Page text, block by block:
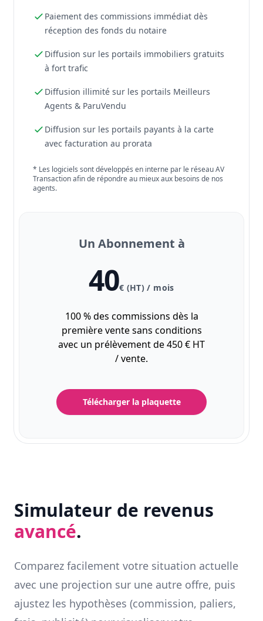
Paiement des commissions immédiat dès
réception des fonds du notaire
Diffusion sur les portails immobiliers gratuits
à fort trafic
Diffusion illimité sur les portails Meilleurs
Agents & ParuVendu
Diffusion sur les portails payants à la carte
avec facturation au prorata
* Les logiciels sont développés en interne par le réseau AV
Transaction afin de répondre au mieux aux besoins de nos
agents.
Un Abonnement à
40€ (HT) / mois
100 % des commissions dès la
première vente sans conditions
avec un prélèvement de 450 € HT
/ vente.
Télécharger la plaquette
Simulateur de revenus
avancé.
Comparez facilement votre situation actuelle
avec une projection sur une autre offre, puis
ajustez les hypothèses (commission, paliers,